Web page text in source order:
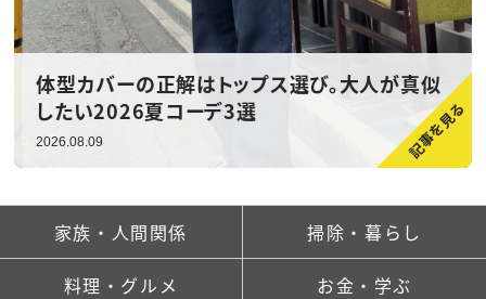
体型カバーの正解はトップス選び。大人が真似
したい2026夏コーデ3選
2026.08.09
家族・人間関係 掃除・暮らし
料理・グルメ お金・学ぶ